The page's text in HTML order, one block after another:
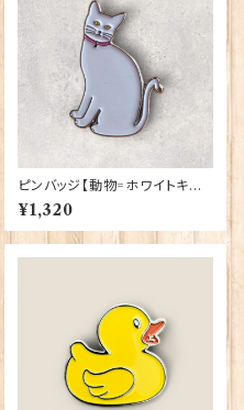
ピンバッジ【動物=ホワイトキャッ
ト】Cadogan 90040-XJKB0
1-27
¥1,320